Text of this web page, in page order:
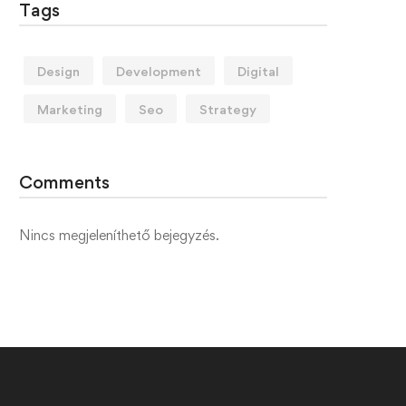
Tags
Design Development Digital
Marketing Seo Strategy
Comments
Nincs megjeleníthető bejegyzés.